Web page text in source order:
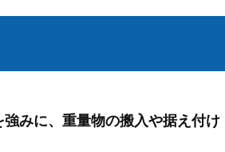
みに、重量物の搬入や据え付け